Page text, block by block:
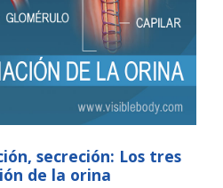
secreción: Los tres
de la orina